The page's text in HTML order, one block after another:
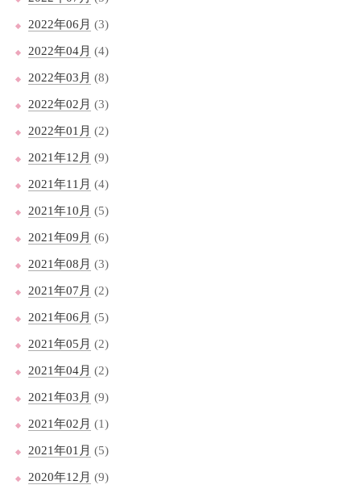
2022年06月 (3)
2022年04月 (4)
2022年03月 (8)
2022年02月 (3)
2022年01月 (2)
2021年12月 (9)
2021年11月 (4)
2021年10月 (5)
2021年09月 (6)
2021年08月 (3)
2021年07月 (2)
2021年06月 (5)
2021年05月 (2)
2021年04月 (2)
2021年03月 (9)
2021年02月 (1)
2021年01月 (5)
2020年12月 (9)